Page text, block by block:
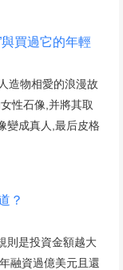
買過它的年輕
造物相愛的浪漫故
性石像,并將其取
變成真人,最后皮格
？
則是投資金額越大
融資過億美元且還